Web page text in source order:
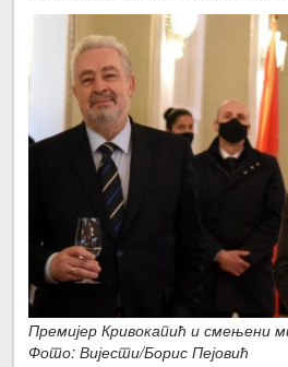
Премијер Кривокапић и смењени
Фото: Вијести/Борис Пејовић